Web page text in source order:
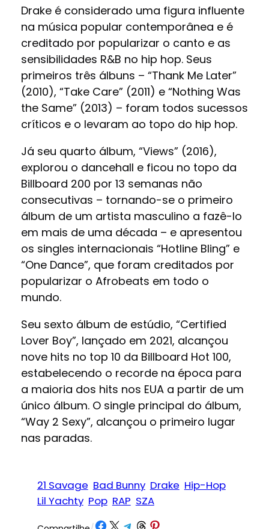
Drake é considerado uma figura influente
na música popular contemporânea e é
creditado por popularizar o canto e as
sensibilidades R&B no hip hop. Seus
primeiros três álbuns – “Thank Me Later”
(2010), “Take Care” (2011) e “Nothing Was
the Same” (2013) – foram todos sucessos
críticos e o levaram ao topo do hip hop.
Já seu quarto álbum, “Views” (2016),
explorou o dancehall e ficou no topo da
Billboard 200 por 13 semanas não
consecutivas – tornando-se o primeiro
álbum de um artista masculino a fazê-lo
em mais de uma década – e apresentou
os singles internacionais “Hotline Bling” e
“One Dance”, que foram creditados por
popularizar o Afrobeats em todo o
mundo.
Seu sexto álbum de estúdio, “Certified
Lover Boy”, lançado em 2021, alcançou
nove hits no top 10 da Billboard Hot 100,
estabelecendo o recorde na época para
a maioria dos hits nos EUA a partir de um
único álbum. O single principal do álbum,
“Way 2 Sexy”, alcançou o primeiro lugar
nas paradas.
21 Savage Bad Bunny Drake Hip-Hop
Lil Yachty Pop RAP SZA
Share on Facebook
Share on X Share on Telegram
Share on Threads
Share on Pinterest